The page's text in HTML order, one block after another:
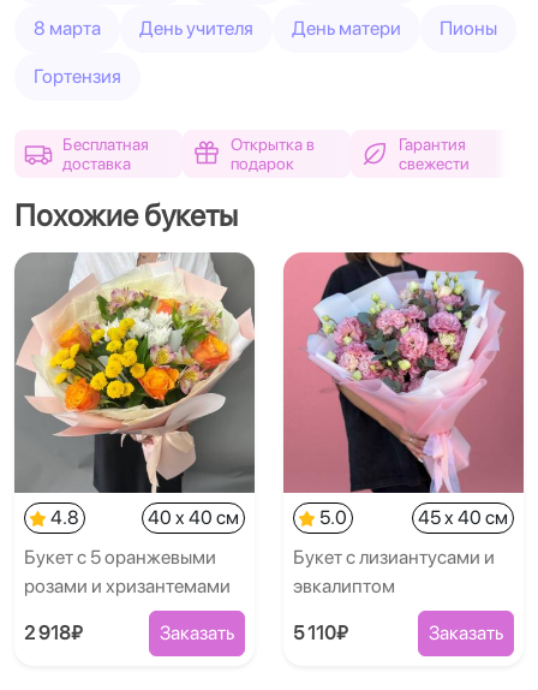
8 марта День учителя День матери Пионы
Гортензия
Бесплатная
доставка
Открытка в
подарок
Гарантия
свежести
Похожие букеты
4.8
40 x 40 см
Букет с 5 оранжевыми
розами и хризантемами
2 918₽ Заказать
5.0
45 x 40 см
Букет с лизиантусами и
эвкалиптом
5 110₽ Заказать